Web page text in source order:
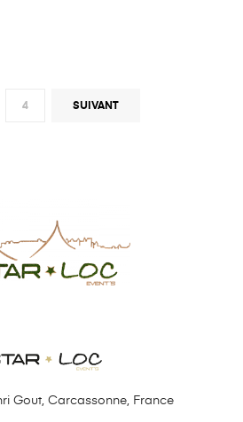
4 SUIVANT
Gout, Carcassonne, France